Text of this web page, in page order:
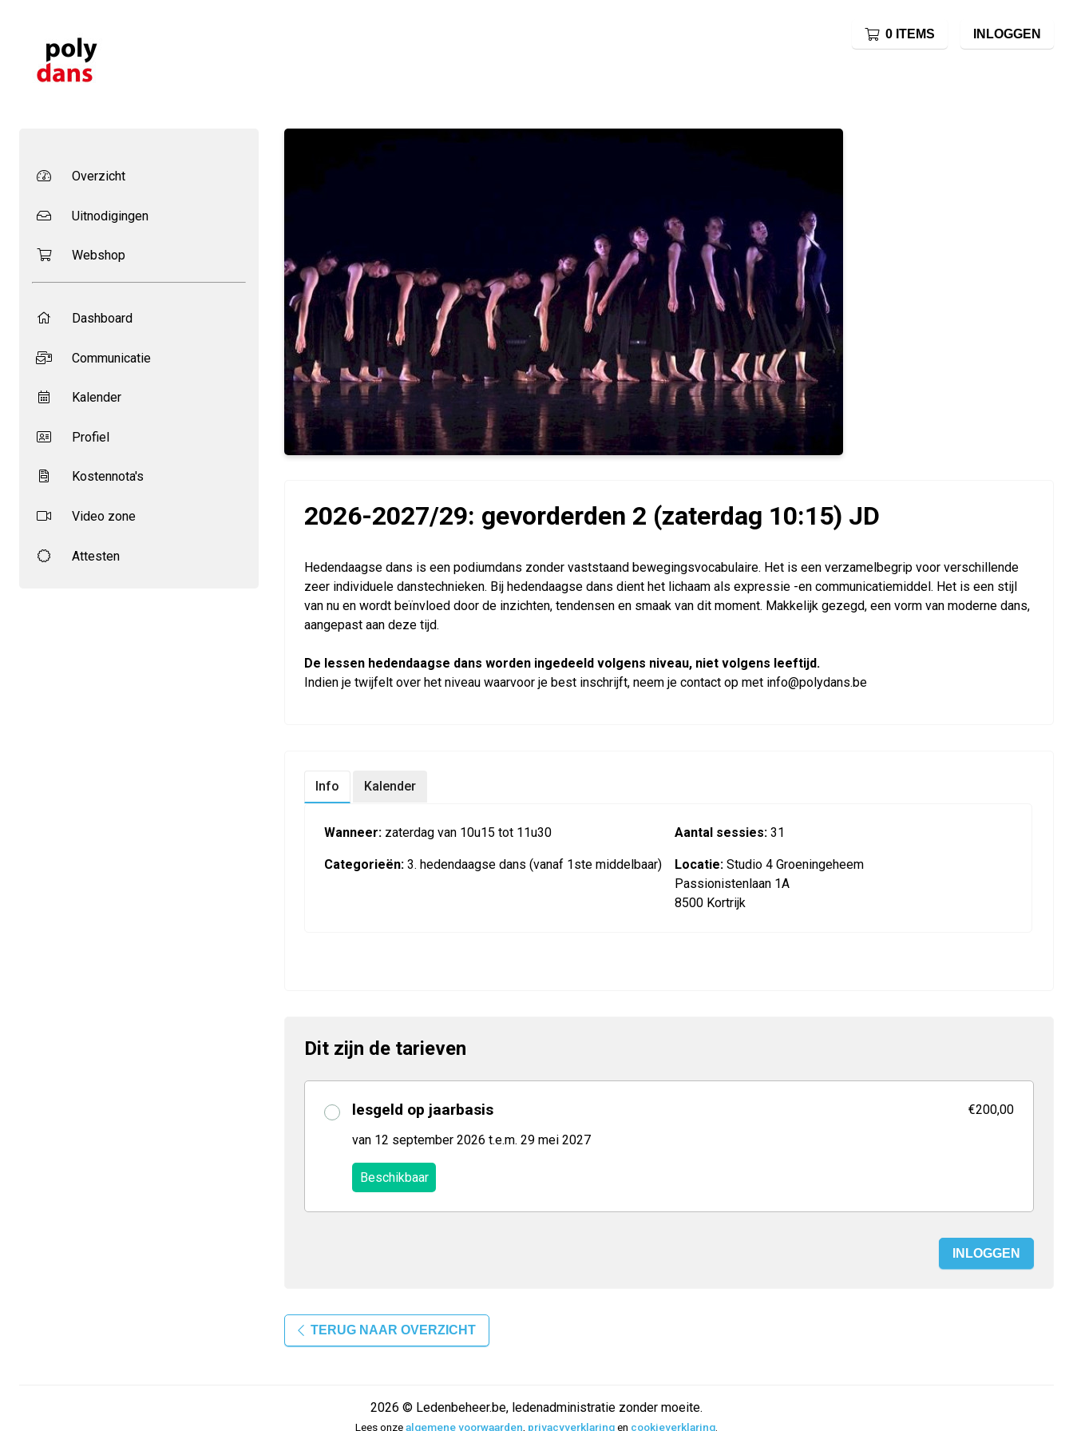
0 ITEMS INLOGGEN
Overzicht
Uitnodigingen
Webshop
Dashboard
Communicatie
Kalender
Profiel
Kostennota's
Video zone
Attesten
2026-2027/29: gevorderden 2 (zaterdag 10:15) JD
Hedendaagse dans is een podiumdans zonder vaststaand bewegingsvocabulaire. Het is een verzamelbegrip voor verschillende
zeer individuele danstechnieken. Bij hedendaagse dans dient het lichaam als expressie -en communicatiemiddel. Het is een stijl
van nu en wordt beïnvloed door de inzichten, tendensen en smaak van dit moment. Makkelijk gezegd, een vorm van moderne dans,
aangepast aan deze tijd.
De lessen hedendaagse dans worden ingedeeld volgens niveau, niet volgens leeftijd.
Indien je twijfelt over het niveau waarvoor je best inschrijft, neem je contact op met info@polydans.be
Info Kalender
Wanneer: zaterdag van 10u15 tot 11u30 Aantal sessies: 31
Categorieën: 3. hedendaagse dans (vanaf 1ste middelbaar) Locatie: Studio 4 Groeningeheem
Passionistenlaan 1A
8500 Kortrijk
Dit zijn de tarieven
lesgeld op jaarbasis
van 12 september 2026 t.e.m. 29 mei 2027
Beschikbaar
€200,00
INLOGGEN
TERUG NAAR OVERZICHT
2026 © Ledenbeheer.be, ledenadministratie zonder moeite.
Lees onzealgemene voorwaarden privacyverklaringen cookieverklaring